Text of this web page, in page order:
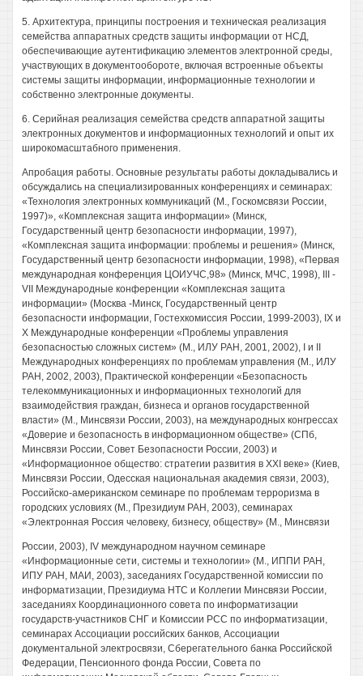
5. Архитектура, принципы построения и техническая реализация
семейства аппаратных средств защиты информации от НСД,
обеспечивающие аутентификацию элементов электронной среды,
участвующих в документообороте, включая встроенные объекты
системы защиты информации, информационные технологии и
собственно электронные документы.
6. Серийная реализация семейства средств аппаратной защиты
электронных документов и информационных технологий и опыт их
широкомасштабного применения.
Апробация работы. Основные результаты работы докладывались и
обсуждались на специализированных конференциях и семинарах:
«Технология электронных коммуникаций (М., Госкомсвязи России,
1997)», «Комплексная защита информации» (Минск,
Государственный центр безопасности информации, 1997),
«Комплексная защита информации: проблемы и решения» (Минск,
Государственный центр безопасности информации, 1998), «Первая
международная конференция ЦОИУЧС,98» (Минск, МЧС, 1998), III -
VII Международные конференции «Комплексная защита
информации» (Москва -Минск, Государственный центр
безопасности информации, Гостехкомиссия России, 1999-2003), IX и
X Международные конференции «Проблемы управления
безопасностью сложных систем» (М., ИЛУ РАН, 2001, 2002), I и II
Международных конференциях по проблемам управления (М., ИЛУ
РАН, 2002, 2003), Практической конференции «Безопасность
телекоммуникационных и информационных технологий для
взаимодействия граждан, бизнеса и органов государственной
власти» (М., Минсвязи России, 2003), на международных конгрессах
«Доверие и безопасность в информационном обществе» (СПб,
Минсвязи России, Совет Безопасности России, 2003) и
«Информационное общество: стратегии развития в XXI веке» (Киев,
Минсвязи России, Одесская национальная академия связи, 2003),
Российско-американском семинаре по проблемам терроризма в
городских условиях (М., Президиум РАН, 2003), семинарах
«Электронная Россия человеку, бизнесу, обществу» (М., Минсвязи
России, 2003), IV международном научном семинаре
«Информационные сети, системы и технологии» (М., ИППИ РАН,
ИПУ РАН, МАИ, 2003), заседаниях Государственной комиссии по
информатизации, Президиума НТС и Коллегии Минсвязи России,
заседаниях Координационного совета по информатизации
государств-участников СНГ и Комиссии РСС по информатизации,
семинарах Ассоциации российских банков, Ассоциации
документальной электросвязи, Сберегательного банка Российской
Федерации, Пенсионного фонда России, Совета по